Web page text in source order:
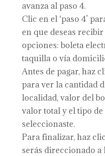
avanza al paso 4.
Clic en el ‘paso 4’
en que deseas
opciones: boleta
taquilla o vía
Antes de pagar, haz
para ver la cantidad
localidad, valor del
valor total y el tipo
seleccionaste.
Para finalizar, haz
serás direccionado a